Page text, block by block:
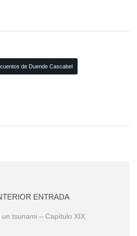
de Duende Cascabel
ENTRADA
un tsunami – Capítulo XIX